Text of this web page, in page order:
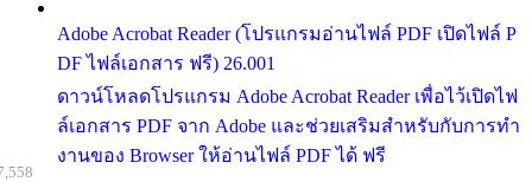
Adobe Acrobat Reader (โปรแกรมอ่านไฟล์ PDF เปิดไฟล์ P
DF ไฟล์เอกสาร ฟรี) 26.001
ดาวน์โหลดโปรแกรม Adobe Acrobat Reader เพื่อไว้เปิดไฟ
ล์เอกสาร PDF จาก Adobe และช่วยเสริมสำหรับกับการทำ
งานของ Browser ให้อ่านไฟล์ PDF ได้ ฟรี